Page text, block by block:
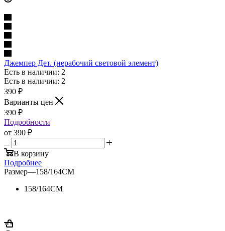
Джемпер Дет. (нерабочий световой элемент)
Есть в наличии: 2
Есть в наличии: 2
390 ₽
Варианты цен
390 ₽
Подробности
от 390 ₽
В корзину
Подробнее
Размер—158/164CM
158/164CM